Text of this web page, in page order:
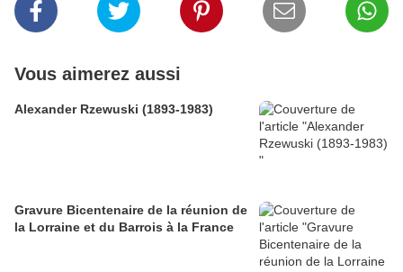
Vous aimerez aussi
Alexander Rzewuski (1893-1983)
Gravure Bicentenaire de la réunion de
la Lorraine et du Barrois à la France